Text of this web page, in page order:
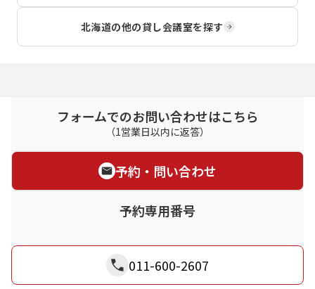
北海道の他の貸し会議室を探す
フォームでのお問い合わせはこちら
（1営業日以内に返答）
予約・問い合わせ
予約専用番号
011-600-2607